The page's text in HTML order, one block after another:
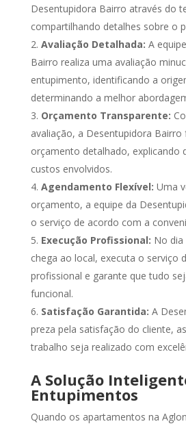
Desentupidora Bairro através do
compartilhando detalhes sobre o
Avaliação Detalhada: A
Bairro realiza uma avaliação
entupimento, identificando a
determinando a melhor
Orçamento Transparente:
avaliação, a Desentupidora Bairro
orçamento detalhado, explicando
custos envolvidos.
Agendamento Flexível: Uma
orçamento, a equipe da
o serviço de acordo com a
Execução Profissional: No dia
chega ao local, executa o serviço
profissional e garante que tudo
funcional.
Satisfação Garantida: A
preza pela satisfação do cliente,
trabalho seja realizado com
A Solução
Entupimentos
Quando os apartamentos na